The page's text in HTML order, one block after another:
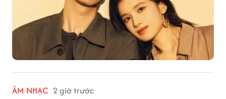
ÂM NHẠC 2 giờ trước